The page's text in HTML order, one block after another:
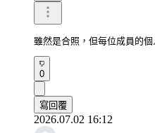
雖然是合照，但每位成員的
0
寫回覆
2026.07.02 16:12